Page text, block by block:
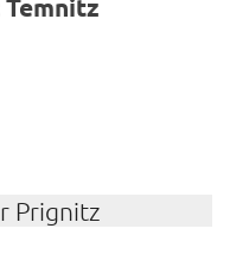
Pri­g­nitz